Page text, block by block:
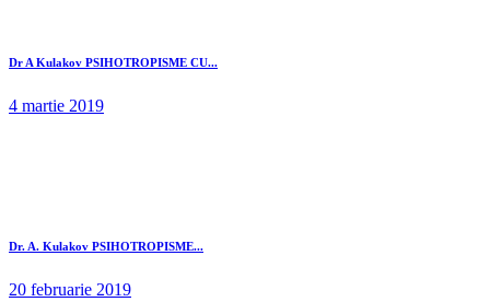
Dr A Kulakov PSIHOTROPISME CU...
4 martie 2019
Dr. A. Kulakov PSIHOTROPISME...
20 februarie 2019